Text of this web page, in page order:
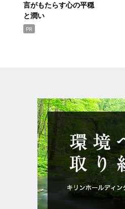
言がもたらす心の平穏
と潤い
PR